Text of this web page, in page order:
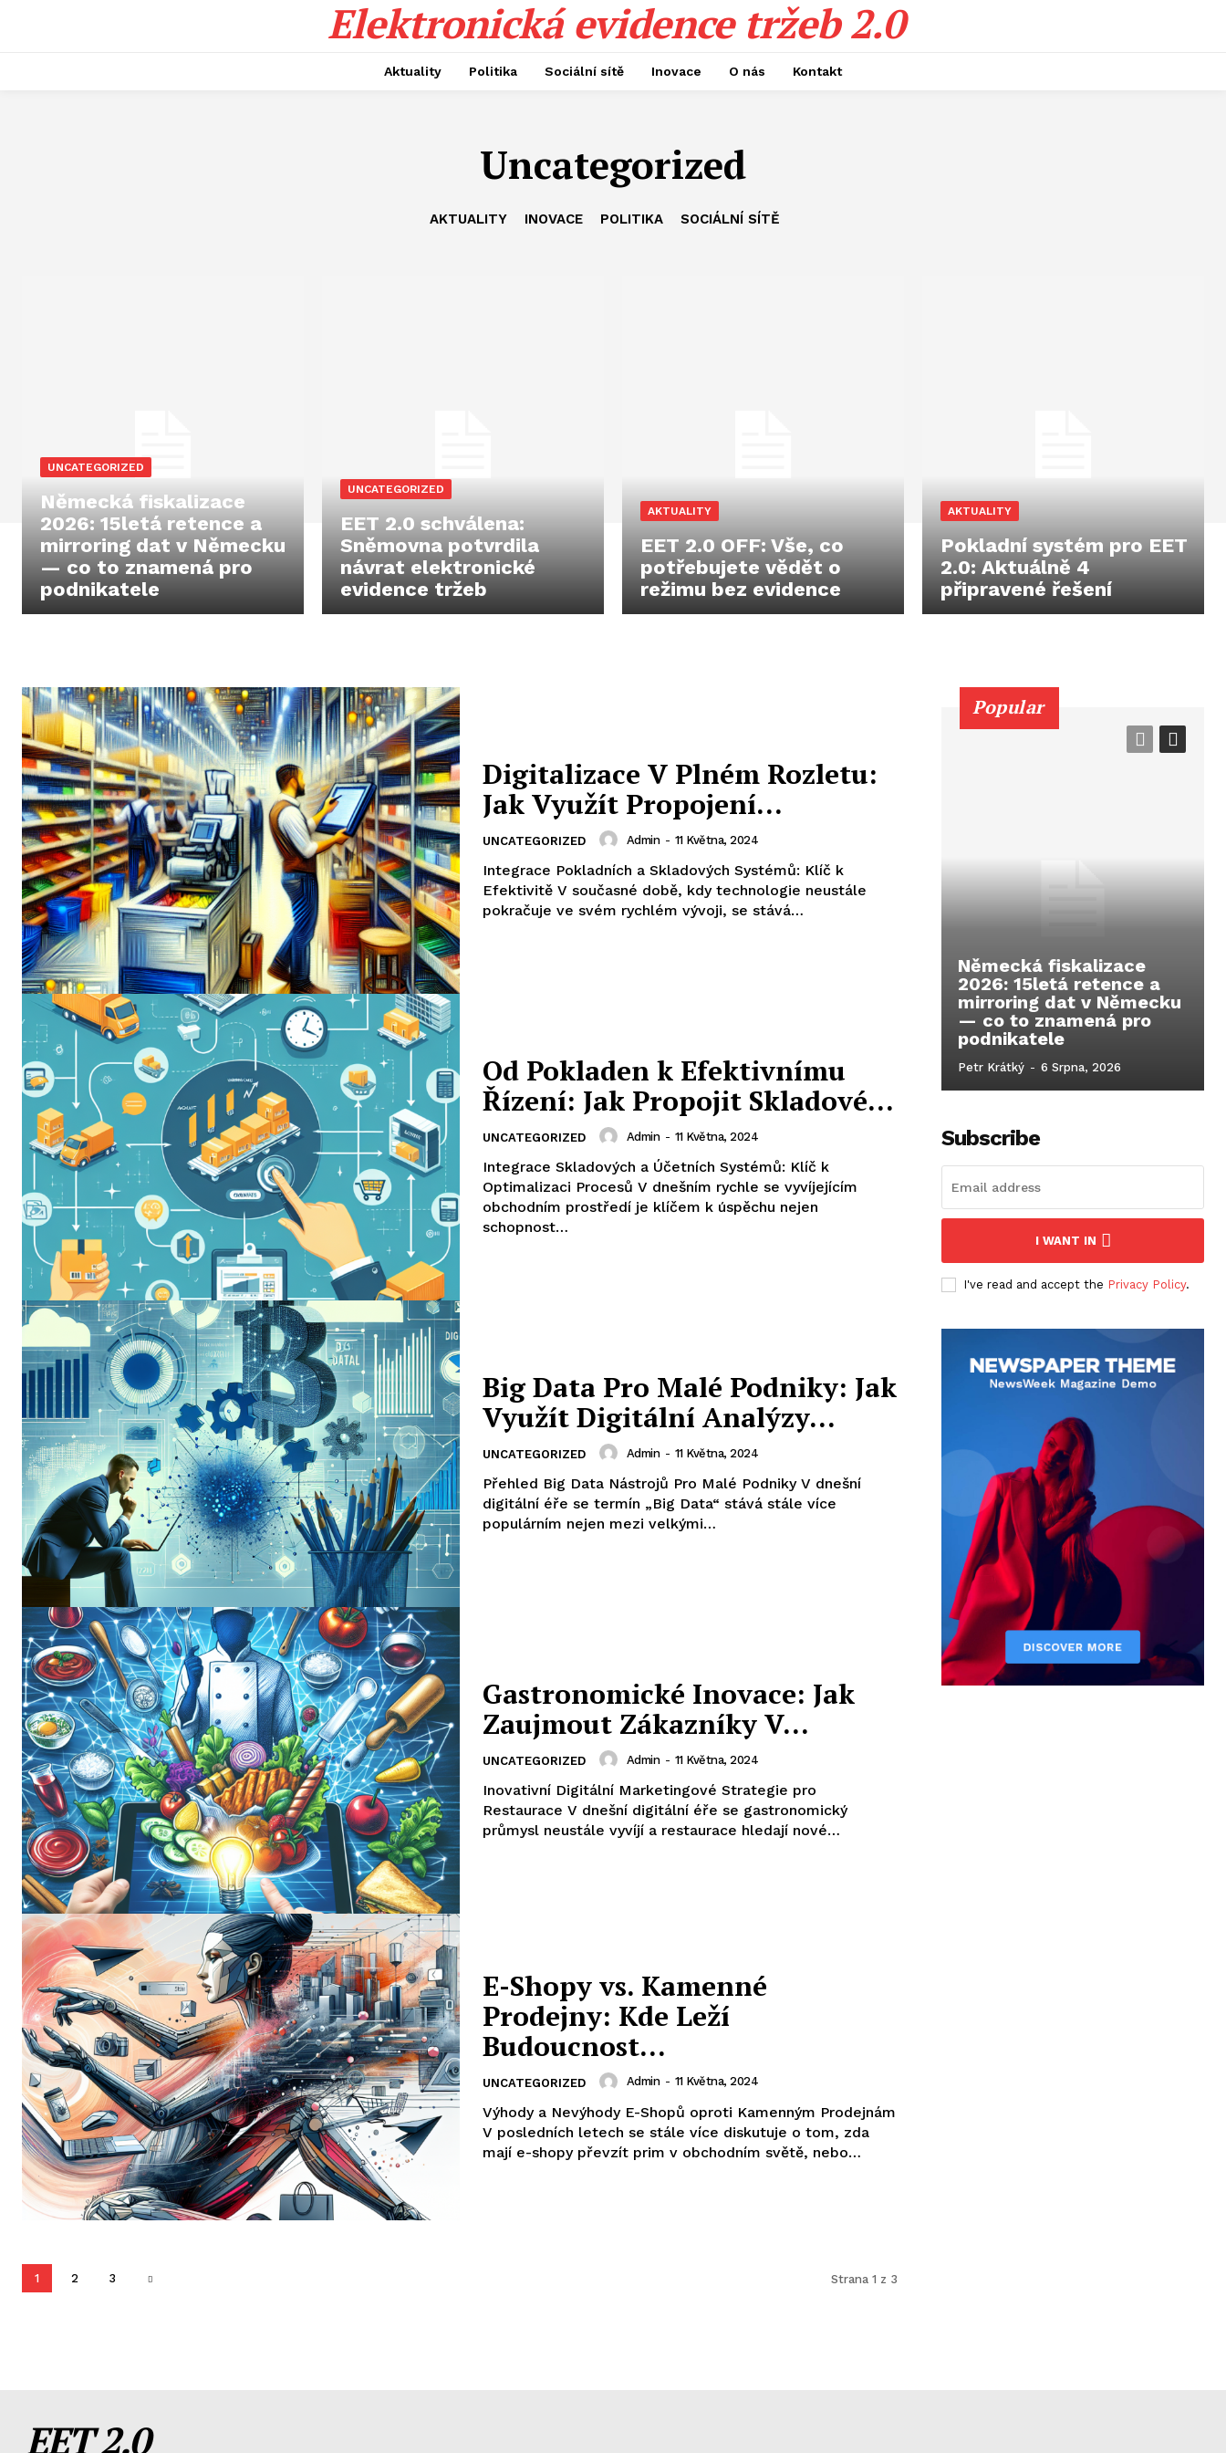
Elektronická evidence tržeb 2.0
Aktuality Politika Sociální sítě Inovace O nás Kontakt
Uncategorized
AKTUALITY INOVACE POLITIKA SOCIÁLNÍ SÍTĚ
UNCATEGORIZED
Německá fiskalizace
2026: 15letá retence a
mirroring dat v Německu
— co to znamená pro
podnikatele
UNCATEGORIZED
EET 2.0 schválena:
Sněmovna potvrdila
návrat elektronické
evidence tržeb
AKTUALITY
EET 2.0 OFF: Vše, co
potřebujete vědět o
režimu bez evidence
AKTUALITY
Pokladní systém pro EET
2.0: Aktuálně 4
připravené řešení
Digitalizace V Plném Rozletu:
Jak Využít Propojení…
UNCATEGORIZED Admin - 11 Května, 2024
Integrace Pokladních a Skladových Systémů: Klíč k
Efektivitě V současné době, kdy technologie neustále
pokračuje ve svém rychlém vývoji, se stává…
Od Pokladen k Efektivnímu
Řízení: Jak Propojit Skladové…
UNCATEGORIZED Admin - 11 Května, 2024
Integrace Skladových a Účetních Systémů: Klíč k
Optimalizaci Procesů V dnešním rychle se vyvíjejícím
obchodním prostředí je klíčem k úspěchu nejen
schopnost…
Big Data Pro Malé Podniky: Jak
Využít Digitální Analýzy…
UNCATEGORIZED Admin - 11 Května, 2024
Přehled Big Data Nástrojů Pro Malé Podniky V dnešní
digitální éře se termín „Big Data“ stává stále více
populárním nejen mezi velkými…
Gastronomické Inovace: Jak
Zaujmout Zákazníky V…
UNCATEGORIZED Admin - 11 Května, 2024
Inovativní Digitální Marketingové Strategie pro
Restaurace V dnešní digitální éře se gastronomický
průmysl neustále vyvíjí a restaurace hledají nové…
E-Shopy vs. Kamenné
Prodejny: Kde Leží
Budoucnost…
UNCATEGORIZED Admin - 11 Května, 2024
Výhody a Nevýhody E-Shopů oproti Kamenným Prodejnám
V posledních letech se stále více diskutuje o tom, zda
mají e-shopy převzít prim v obchodním světě, nebo…
1 2 3 Strana 1 z 3
Popular
Německá fiskalizace
2026: 15letá retence a
mirroring dat v Německu
— co to znamená pro
podnikatele
Petr Krátký - 6 Srpna, 2026
Subscribe
I WANT IN
I've read and accept the Privacy Policy.
EET 2.0